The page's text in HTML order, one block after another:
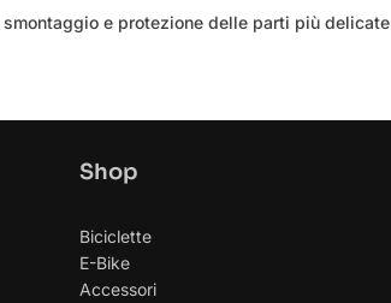
smontaggio e protezione delle parti più delicate
Shop
Biciclette
E-Bike
Accessori